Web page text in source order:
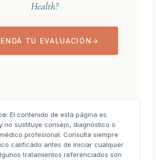
Health?
TU EVALUACIÓN→
El contenido de esta página es
no sustituye consejo, diagnóstico o
profesional. Consulta siempre
calificado antes de iniciar cualquier
tratamientos referenciados son